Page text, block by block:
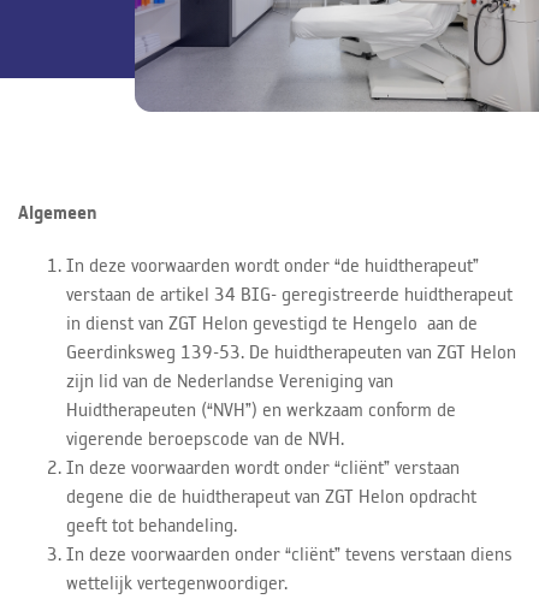
Algemeen
In deze voorwaarden wordt onder “de huidtherapeut”
verstaan de artikel 34 BIG- geregistreerde huidtherapeut
in dienst van ZGT Helon gevestigd te Hengelo aan de
Geerdinksweg 139-53. De huidtherapeuten van ZGT Helon
zijn lid van de Nederlandse Vereniging van
Huidtherapeuten (“NVH”) en werkzaam conform de
vigerende beroepscode van de NVH.
In deze voorwaarden wordt onder “cliënt” verstaan
degene die de huidtherapeut van ZGT Helon opdracht
geeft tot behandeling.
In deze voorwaarden onder “cliënt” tevens verstaan diens
wettelijk vertegenwoordiger.